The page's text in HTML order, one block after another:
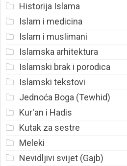
Historija Islama
Islam i medicina
Islam i muslimani
Islamska arhitektura
Islamski brak i porodica
Islamski tekstovi
Jednoća Boga (Tewhid)
Kur'an i Hadis
Kutak za sestre
Meleki
Nevidljivi svijet (Gajb)